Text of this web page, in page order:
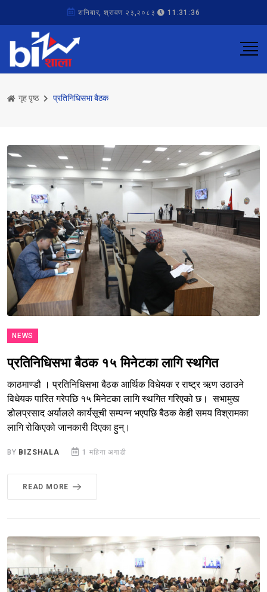
शनिबार, श्रावण २३,२०८३ 11:31:36
गृह पृष्ठ प्रतिनिधिसभा बैठक
NEWS
प्रतिनिधिसभा बैठक १५ मिनेटका लागि स्थगित
काठमाण्डौ । प्रतिनिधिसभा बैठक आर्थिक विधेयक र राष्ट्र ऋण उठाउने
विधेयक पारित गरेपछि १५ मिनेटका लागि स्थगित गरिएको छ। सभामुख
डोलप्रसाद अर्यालले कार्यसूची सम्पन्न भएपछि बैठक केही समय विश्रामका
लागि रोकिएको जानकारी दिएका हुन्।
BY BIZSHALA 1 महिना अगाडी
READ MORE